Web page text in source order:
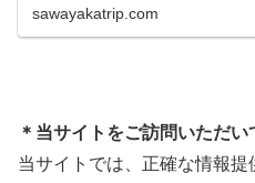
に知ってお
sawayakatrip.com
＊当サイトをご訪問いただい
当サイトでは、正確な情報